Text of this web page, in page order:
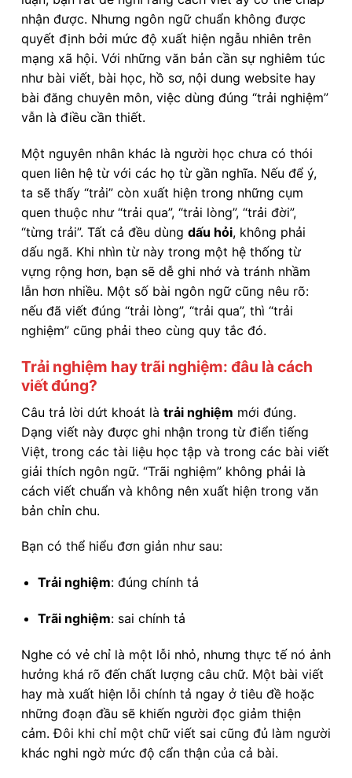
nhận được. Nhưng ngôn ngữ chuẩn không được
quyết định bởi mức độ xuất hiện ngẫu nhiên trên
mạng xã hội. Với những văn bản cần sự nghiêm túc
như bài viết, bài học, hồ sơ, nội dung website hay
bài đăng chuyên môn, việc dùng đúng “trải nghiệm”
vẫn là điều cần thiết.
Một nguyên nhân khác là người học chưa có thói
quen liên hệ từ với các họ từ gần nghĩa. Nếu để ý,
ta sẽ thấy “trải” còn xuất hiện trong những cụm
quen thuộc như “trải qua”, “trải lòng”, “trải đời”,
“từng trải”. Tất cả đều dùng dấu hỏi, không phải
dấu ngã. Khi nhìn từ này trong một hệ thống từ
vựng rộng hơn, bạn sẽ dễ ghi nhớ và tránh nhầm
lẫn hơn nhiều. Một số bài ngôn ngữ cũng nêu rõ:
nếu đã viết đúng “trải lòng”, “trải qua”, thì “trải
nghiệm” cũng phải theo cùng quy tắc đó.
Trải nghiệm hay trãi nghiệm: đâu là cách
viết đúng?
Câu trả lời dứt khoát là trải nghiệm mới đúng.
Dạng viết này được ghi nhận trong từ điển tiếng
Việt, trong các tài liệu học tập và trong các bài viết
giải thích ngôn ngữ. “Trãi nghiệm” không phải là
cách viết chuẩn và không nên xuất hiện trong văn
bản chỉn chu.
Bạn có thể hiểu đơn giản như sau:
Trải nghiệm: đúng chính tả
Trãi nghiệm: sai chính tả
Nghe có vẻ chỉ là một lỗi nhỏ, nhưng thực tế nó ảnh
hưởng khá rõ đến chất lượng câu chữ. Một bài viết
hay mà xuất hiện lỗi chính tả ngay ở tiêu đề hoặc
những đoạn đầu sẽ khiến người đọc giảm thiện
cảm. Đôi khi chỉ một chữ viết sai cũng đủ làm người
khác nghi ngờ mức độ cẩn thận của cả bài.